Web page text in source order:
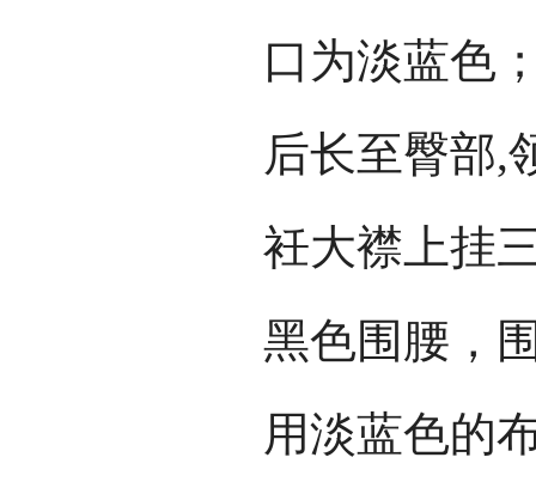
口为淡蓝色
后长至臀部,
衽大襟上挂
黑色围腰，
用淡蓝色的